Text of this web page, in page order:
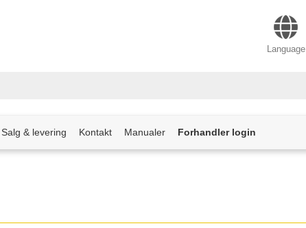
Language
Salg & levering Kontakt Manualer Forhandler login